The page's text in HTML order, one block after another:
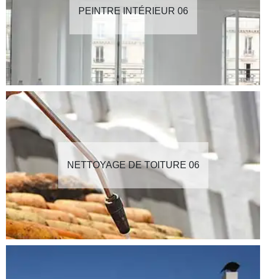
PEINTRE INTÉRIEUR 06
NETTOYAGE DE TOITURE 06